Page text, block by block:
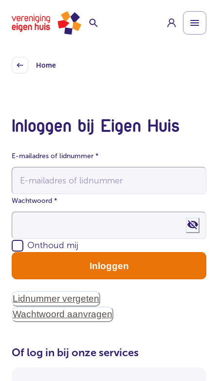
naar
hoofdinhoud
Homepage
Back
Home
Inloggen bij Eigen Huis
E-mailadres of lidnummer *
Wachtwoord *
Onthoud mij
Inloggen
Lidnummer vergeten
Wachtwoord aanvragen
Of log in bij onze services